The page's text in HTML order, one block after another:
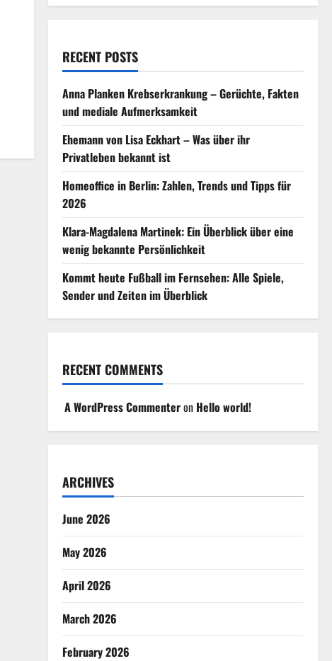
RECENT POSTS
Anna Planken Krebserkrankung – Gerüchte, Fakten
und mediale Aufmerksamkeit
Ehemann von Lisa Eckhart – Was über ihr
Privatleben bekannt ist
Homeoffice in Berlin: Zahlen, Trends und Tipps für
2026
Klara-Magdalena Martinek: Ein Überblick über eine
wenig bekannte Persönlichkeit
Kommt heute Fußball im Fernsehen: Alle Spiele,
Sender und Zeiten im Überblick
RECENT COMMENTS
A WordPress Commenteron Hello world!
ARCHIVES
June 2026
May 2026
April 2026
March 2026
February 2026